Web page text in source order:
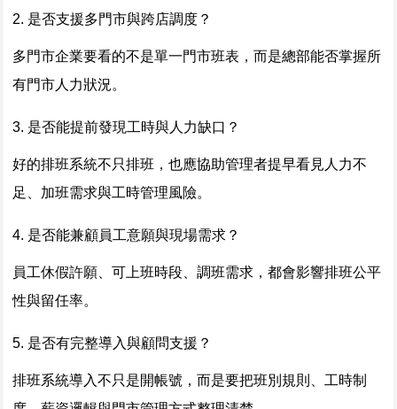
2. 是否支援多門市與跨店調度？
多門市企業要看的不是單一門市班表，而是總部能否掌握所
有門市人力狀況。
3. 是否能提前發現工時與人力缺口？
好的排班系統不只排班，也應協助管理者提早看見人力不
足、加班需求與工時管理風險。
4. 是否能兼顧員工意願與現場需求？
員工休假許願、可上班時段、調班需求，都會影響排班公平
性與留任率。
5. 是否有完整導入與顧問支援？
排班系統導入不只是開帳號，而是要把班別規則、工時制